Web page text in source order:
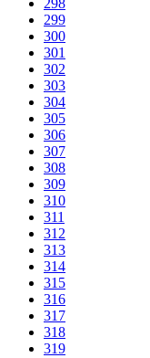
298
299
300
301
302
303
304
305
306
307
308
309
310
311
312
313
314
315
316
317
318
319